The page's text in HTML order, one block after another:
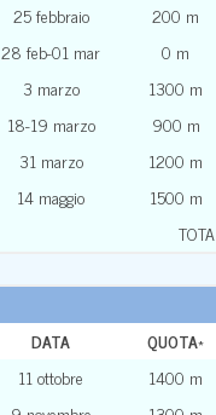
25 febbraio
200 m
28 feb-01 mar
0 m
3 marzo
1300 m
18-19 marzo
900 m
31 marzo
1200 m
14 maggio
1500 m
DATA QUOTA*
11 ottobre
1400 m